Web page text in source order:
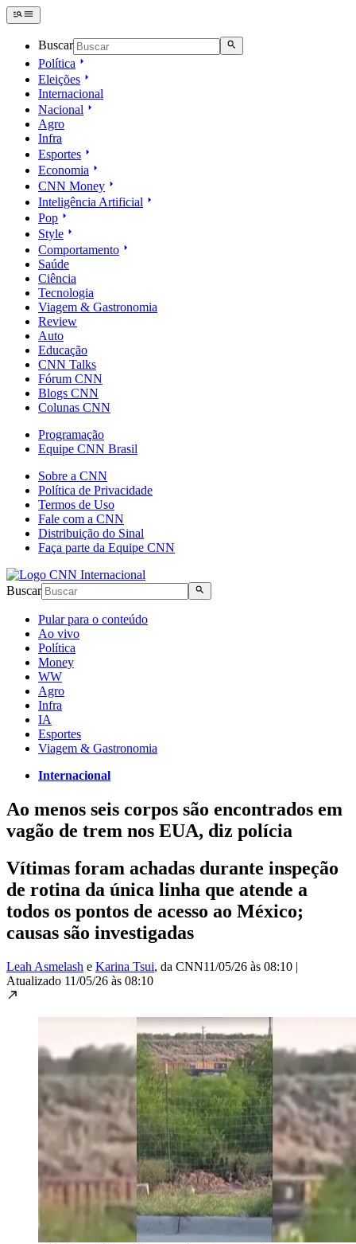
Buscar
Política
Eleições
Internacional
Nacional
Agro
Infra
Esportes
Economia
CNN Money
Inteligência Artificial
Pop
Style
Comportamento
Saúde
Ciência
Tecnologia
Viagem & Gastronomia
Review
Auto
Educação
CNN Talks
Fórum CNN
Blogs CNN
Colunas CNN
Programação
Equipe CNN Brasil
Sobre a CNN
Política de Privacidade
Termos de Uso
Fale com a CNN
Distribuição do Sinal
Faça parte da Equipe CNN
Buscar
Pular para o conteúdo
Ao vivo
Política
Money
WW
Agro
Infra
IA
Esportes
Viagem & Gastronomia
Internacional
Ao menos seis corpos são encontrados em
vagão de trem nos EUA, diz polícia
Vítimas foram achadas durante inspeção
de rotina da única linha que atende a
todos os pontos de acesso ao México;
causas são investigadas
Leah Asmelash e Karina Tsui, da CNN11/05/26 às 08:10 |
Atualizado 11/05/26 às 08:10